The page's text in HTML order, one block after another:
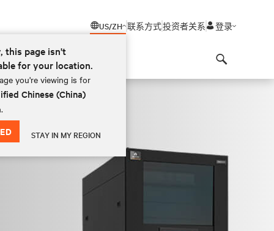
US/ZH
this page isn't
for your location.
you're viewing is for
Chinese (China)
STAY IN MY REGION
联系方式投资者关系 登录